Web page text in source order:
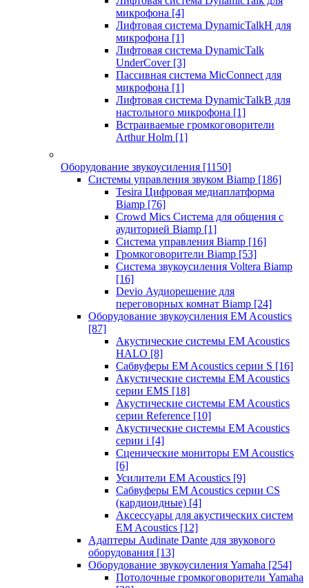
микрофона [4]
Лифтовая система DynamicTalkH для
микрофона [1]
Лифтовая система DynamicTalk
UnderCover [3]
Пассивная система MicConnect для
микрофона [1]
Лифтовая система DynamicTalkB для
настольного микрофона [1]
Встраиваемые громкоговорители
Arthur Holm [1]
Оборудование звукоусиления [1150]
Системы управления звуком Biamp [186]
Tesira Цифровая медиаплатформа
Biamp [76]
Crowd Mics Система для общения с
аудиторией Biamp [1]
Система управления Biamp [16]
Громкоговорители Biamp [53]
Система звукоусиления Voltera Biamp
[16]
Devio Аудиорешение для
переговорных комнат Biamp [24]
Оборудование звукоусиления EM Acoustics
[87]
Акустические системы EM Acoustics
HALO [8]
Сабвуферы EM Acoustics серии S [16]
Акустические системы EM Acoustics
серии EMS [18]
Акустические системы EM Acoustics
серии Reference [10]
Акустические системы EM Acoustics
серии i [4]
Сценические мониторы EM Acoustics
[6]
Усилители EM Acoustics [9]
Сабвуферы EM Acoustics серии CS
(кардиоидные) [4]
Аксессуары для акустических систем
EM Acoustics [12]
Адаптеры Audinate Dante для звукового
оборудования [13]
Оборудование звукоусиления Yamaha [254]
Потолочные громкоговорители Yamaha